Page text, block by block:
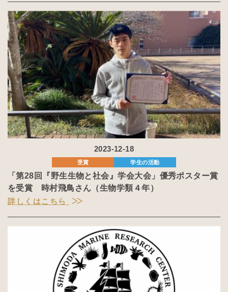
2023-12-18
受賞 学生の活動
「第28回『野生生物と社会』学会大会」優秀ポスター賞
を受賞 時村飛鳥さん（生物学類４年）
詳しくはこちら